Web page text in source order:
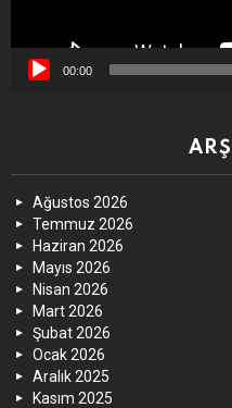
00:00
Ağustos 2026
Temmuz 2026
Haziran 2026
Mayıs 2026
Nisan 2026
Mart 2026
Şubat 2026
Ocak 2026
Aralık 2025
Kasım 2025